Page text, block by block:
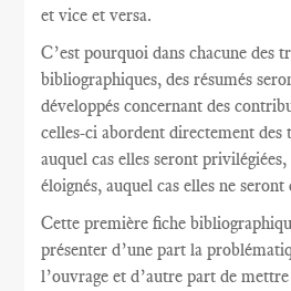
et vice et versa.
C’est pourquoi dans chacune des
bibliographiques, des résumés
développés concernant des
celles-ci abordent directement des
auquel cas elles seront
éloignés, auquel cas elles ne seront
Cette première fiche
présenter d’une part la
l’ouvrage et d’autre part de